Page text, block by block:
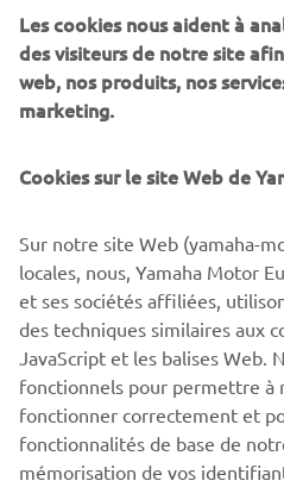
innovative design, premium
performance.
broad range of leisure, sport
Yamaha's 2020 range of
(ROV) illustrates the
adventure accessible to more
2020 ROV Range »
Les cookies nous aident à
des visiteurs de notre site
web, nos produits, nos
marketing.
Cookies sur le site Web de
Sur notre site Web (yamaha-
locales, nous, Yamaha Motor
et ses sociétés affiliées,
des techniques similaires aux
JavaScript et les balises Web.
fonctionnels pour permettre à
fonctionner correctement et
fonctionnalités de base de
mémorisation de vos